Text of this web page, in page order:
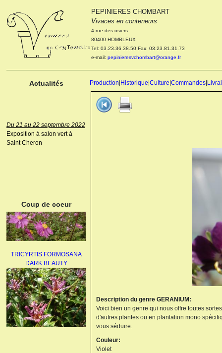
PEPINIERES CHOMBART
Vivaces en conteneurs
4 rue des osiers
80400 HOMBLEUX
Tel: 03.23.36.38.50 Fax: 03.23.81.31.73
e-mail: pepinieresvchombart@orange.fr
Actualités Production Historique Culture Commandes
Le 04 et 05 octobre 2022
Portes ouvertes de la
pépinière : Visite des
cultures, découverte des
nouveautés. Le rendez-vous
des passionnés Le mardi 04
octobre 2022. Le mercredi 05
Du 21 au 22 septembre 2022
Exposition à salon vert à
Saint Cheron
Coup de coeur
TRICYRTIS FORMOSANA
DARK BEAUTY
Description du genre GERANIUM:
Voici bien un genre qui nous offre toutes
d'autres plantes ou en plantation mono
vous séduire.
Couleur:
Violet